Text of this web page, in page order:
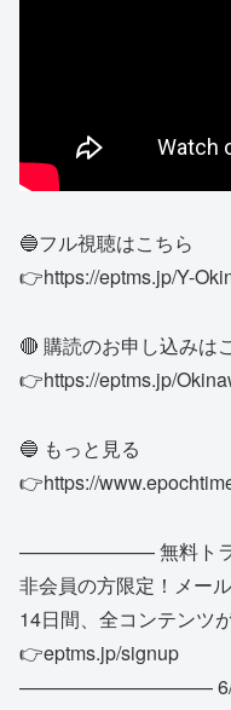
🔵フル視聴はこちら
👉https://eptms.jp/Y-
🔴 購読のお申し込みは
👉https://eptms.jp/
🔵 もっと見る
👉https://
——————— 無料ト
非会員の方限定！メー
14日間、全コンテンツ
👉eptms.jp/signup
——————————